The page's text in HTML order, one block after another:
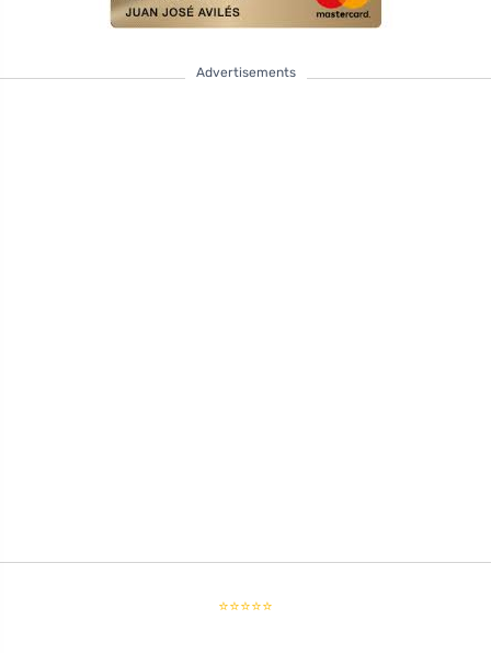
Advertisements
⭐⭐⭐⭐⭐